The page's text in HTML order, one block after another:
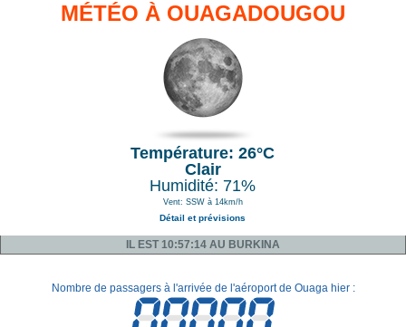
MÉTÉO À OUAGADOUGOU
Température: 26°C
Clair
Humidité: 71%
Vent: SSW à 14km/h
Détail et prévisions
IL EST 10:57:14 AU BURKINA
Nombre de passagers à l'arrivée de l'aéroport de Ouaga hier :